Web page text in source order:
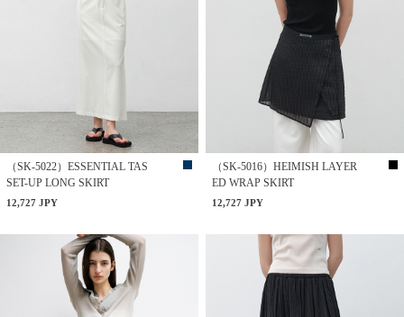
（SK-5022）ESSENTIAL TAS
SET-UP LONG SKIRT
12,727 JPY
（SK-5016）HEIMISH LAYER
ED WRAP SKIRT
12,727 JPY